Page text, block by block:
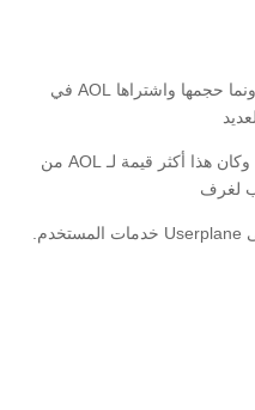
تأسست Userplane في عام 2001 ، ونما حجمها واشتراها AOL في
من أفضل مواقع المواعدة على الويب وكان هذا أكثر قيمة لـ AOL من
لغرف